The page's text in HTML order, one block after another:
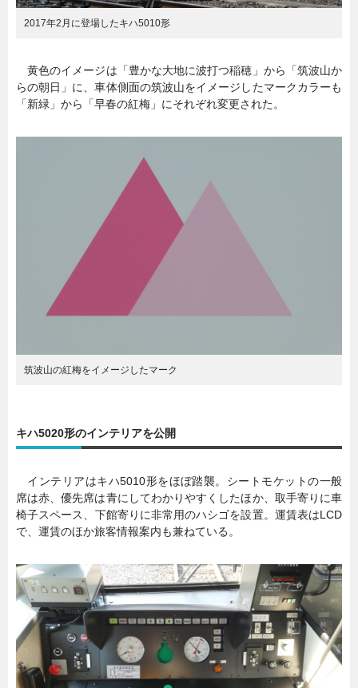
2017年2月に登場したキハ5010形
黄色のイメージは「豊かな大地に波打つ稲穂」から「筑波山か
らの朝日」に、車体側面の筑波山をイメージしたマークカラーも
「新緑」から「早春の紅梅」にそれぞれ変更された。
筑波山の紅梅をイメージしたマーク
キハ5020形のインテリアを公開
インテリアはキハ5010形をほぼ踏襲。シートモケットの一般
席は赤、優先席は青にしてわかりやすくしたほか、取手寄りに車
椅子スペース、下館寄りに非常用のハシゴを設置。運賃表はLCD
で、運賃のほか旅客情報案内も兼ねている。